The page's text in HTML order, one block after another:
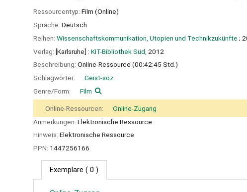
Ressourcentyp: Film (Online)
Sprache: Deutsch
Reihen: Wissenschaftskommunikation, Utopien und Technikzukünfte ;
Verlag: [Karlsruhe] : KIT-Bibliothek Süd, 2012
Beschreibung: Online-Ressource (00:42:45 Std.)
Schlagwörter:
Geist-soz
Genre/Form:
Film
Online-Ressourcen:
Online-Zugang
Anmerkungen: Elektronische Ressource
Hinweis: Elektronische Ressource
PPN: 1447256166
Exemplare ( 0 )